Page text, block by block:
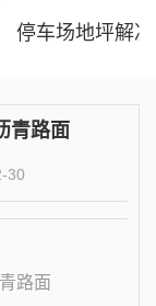
停车场地坪解
青路面
30
青路面